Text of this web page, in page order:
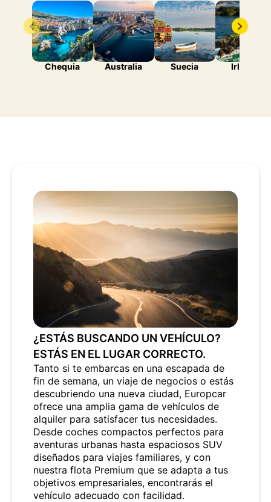
Chequia Australia Suecia Irlanda
¿ESTÁS BUSCANDO UN VEHÍCULO?
ESTÁS EN EL LUGAR CORRECTO.
Tanto si te embarcas en una escapada de
fin de semana, un viaje de negocios o estás
descubriendo una nueva ciudad, Europcar
ofrece una amplia gama de vehículos de
alquiler para satisfacer tus necesidades.
Desde coches compactos perfectos para
aventuras urbanas hasta espaciosos SUV
diseñados para viajes familiares, y con
nuestra flota Premium que se adapta a tus
objetivos empresariales, encontrarás el
vehículo adecuado con facilidad.